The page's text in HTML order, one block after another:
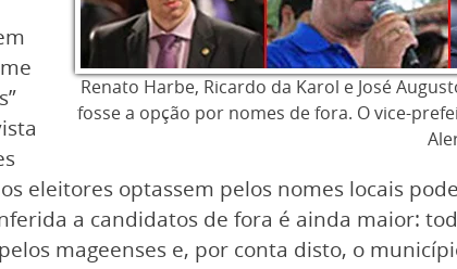
Renato Harbe, Ricardo da Karol e José
fosse a opção por nomes de fora. O vice-
eleitores optassem pelos nomes locais
a candidatos de fora é ainda maior:
mageenses e, por conta disto, o